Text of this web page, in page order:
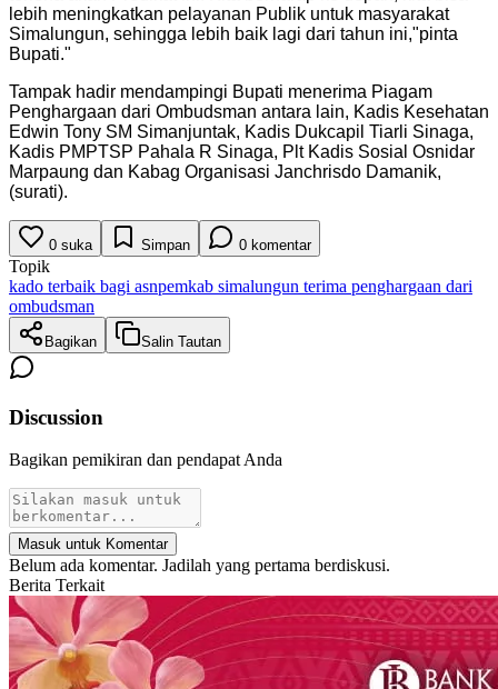
lebih meningkatkan pelayanan Publik untuk masyarakat
Simalungun, sehingga lebih baik lagi dari tahun ini,"pinta
Bupati."
Tampak hadir mendampingi Bupati menerima Piagam
Penghargaan dari Ombudsman antara lain, Kadis Kesehatan
Edwin Tony SM Simanjuntak, Kadis Dukcapil Tiarli Sinaga,
Kadis PMPTSP Pahala R Sinaga, Plt Kadis Sosial Osnidar
Marpaung dan Kabag Organisasi Janchrisdo Damanik,
(surati).
0 suka Simpan 0 komentar
Topik
kado terbaik bagi asnpemkab simalungun terima penghargaan dari
ombudsman
Bagikan Salin Tautan
Discussion
Bagikan pemikiran dan pendapat Anda
Masuk untuk Komentar
Belum ada komentar. Jadilah yang pertama berdiskusi.
Berita Terkait